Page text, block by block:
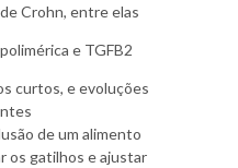
Crohn, entre elas
e TGFB2
curtos, e evoluções
de um alimento
os gatilhos e ajustar